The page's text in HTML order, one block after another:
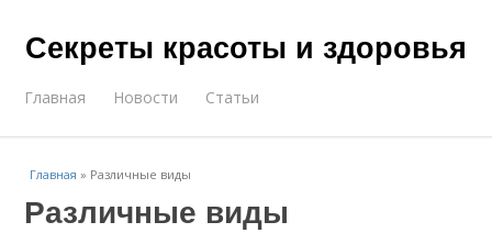
Секреты красоты и здоровья
Главная Новости Статьи
Главная » Различные виды
Различные виды